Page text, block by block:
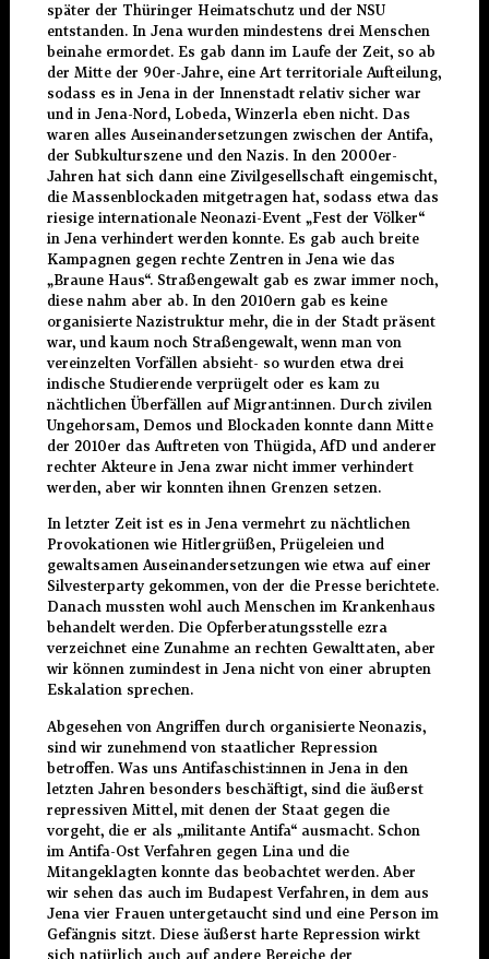
später der Thüringer Heimatschutz und der NSU
entstanden. In Jena wurden mindestens drei Menschen
beinahe ermordet. Es gab dann im Laufe der Zeit, so ab
der Mitte der 90er-Jahre, eine Art territoriale Aufteilung,
sodass es in Jena in der Innenstadt relativ sicher war
und in Jena-Nord, Lobeda, Winzerla eben nicht. Das
waren alles Auseinandersetzungen zwischen der Antifa,
der Subkulturszene und den Nazis. In den 2000er-
Jahren hat sich dann eine Zivilgesellschaft eingemischt,
die Massenblockaden mitgetragen hat, sodass etwa das
riesige internationale Neonazi-Event „Fest der Völker“
in Jena verhindert werden konnte. Es gab auch breite
Kampagnen gegen rechte Zentren in Jena wie das
„Braune Haus“. Straßengewalt gab es zwar immer noch,
diese nahm aber ab. In den 2010ern gab es keine
organisierte Nazistruktur mehr, die in der Stadt präsent
war, und kaum noch Straßengewalt, wenn man von
vereinzelten Vorfällen absieht- so wurden etwa drei
indische Studierende verprügelt oder es kam zu
nächtlichen Überfällen auf Migrant:innen. Durch zivilen
Ungehorsam, Demos und Blockaden konnte dann Mitte
der 2010er das Auftreten von Thügida, AfD und anderer
rechter Akteure in Jena zwar nicht immer verhindert
werden, aber wir konnten ihnen Grenzen setzen.
In letzter Zeit ist es in Jena vermehrt zu nächtlichen
Provokationen wie Hitlergrüßen, Prügeleien und
gewaltsamen Auseinandersetzungen wie etwa auf einer
Silvesterparty gekommen, von der die Presse berichtete.
Danach mussten wohl auch Menschen im Krankenhaus
behandelt werden. Die Opferberatungsstelle ezra
verzeichnet eine Zunahme an rechten Gewalttaten, aber
wir können zumindest in Jena nicht von einer abrupten
Eskalation sprechen.
Abgesehen von Angriffen durch organisierte Neonazis,
sind wir zunehmend von staatlicher Repression
betroffen. Was uns Antifaschist:innen in Jena in den
letzten Jahren besonders beschäftigt, sind die äußerst
repressiven Mittel, mit denen der Staat gegen die
vorgeht, die er als „militante Antifa“ ausmacht. Schon
im Antifa-Ost Verfahren gegen Lina und die
Mitangeklagten konnte das beobachtet werden. Aber
wir sehen das auch im Budapest Verfahren, in dem aus
Jena vier Frauen untergetaucht sind und eine Person im
Gefängnis sitzt. Diese äußerst harte Repression wirkt
sich natürlich auch auf andere Bereiche der